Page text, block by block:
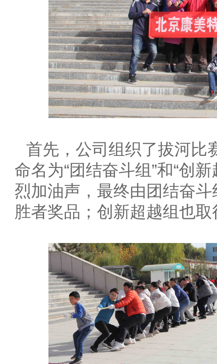
首先，公司组织了拔河比
命名为“团结奋斗组”和“创
烈加油声，最终由团结奋
胜者奖品；创新超越组也